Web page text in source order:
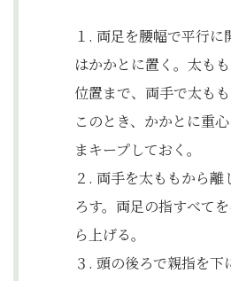
１. 両足を腰幅で平行に
はかかとに置く。太も
位置まで、両手で太もも
このとき、かかとに重
まキープしておく。
２. 両手を太ももから離
ろす。両足の指すべて
ら上げる。
３. 頭の後ろで親指を下